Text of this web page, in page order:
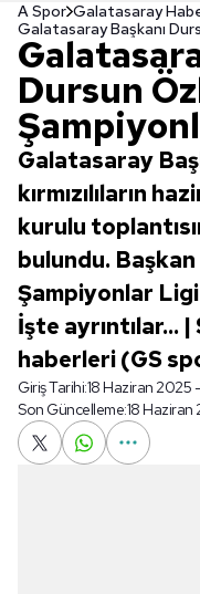
A Spor Galatasaray
Galatasaray Başkanı
Dursun
Galatasaray
kırmızılıların
kurulu
bulundu. Başkan
Şampiyonlar
İşte ayrıntılar...
haberleri (GS
Giriş Tarihi:18 Haziran 2025 -
Son Güncelleme:18 Haziran